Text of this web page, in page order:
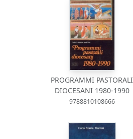
PROGRAMMI PASTORALI
DIOCESANI 1980-1990
9788810108666